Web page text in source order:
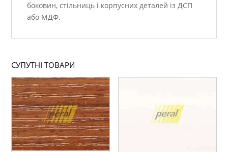
боковин, стільниць і корпусних деталей із ДСП
або МДФ.
СУПУТНІ ТОВАРИ